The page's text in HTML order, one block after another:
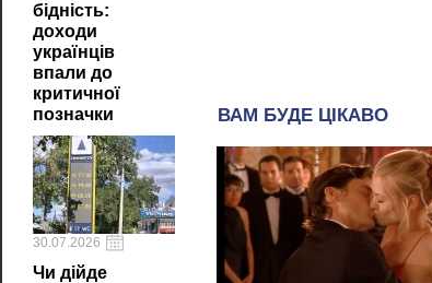
бідність:
доходи
українців
впали до
критичної
позначки
30.07.2026
Чи дійде